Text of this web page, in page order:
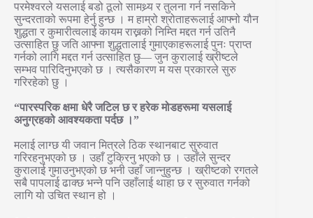
परमेश्वरले यसलाई बडो ठूलो सामथ्र्य र तुलना गर्न नसकिने
सुन्दरताको रूपमा हेर्नु हुन्छ । म हाम्रो श्रोताहरूलाई आफ्नो यौन
शुद्धता र कुमारीत्वलाई कायम राख्नको निम्ति मद्दत गर्न उतिनै
उत्साहित छु जति आफ्ना शुद्धतालाई गुमाएकाहरूलाई पुनः प्राप्त
गर्नको लागि मद्दत गर्न उत्साहित छु— जुन कुरालाई ख्रीष्टले
सम्भव पारिदिनुभएको छ । त्यसैकारण म यस प्रकारले सुरु
गरिरहेको छु ।
“पारस्परिक क्षमा धेरै जटिल छ र हरेक मोडहरूमा यसलाई
अनुग्रहको आवश्यकता पर्दछ ।”
मलाई लाग्छ यी जवान मित्रले ठिक स्थानबाट सुरुवात
गरिरहनुभएको छ । उहाँ टुक्रिनु भएको छ । उहाँले सुन्दर
कुरालाई गुमाउनुभएको छ भनी उहाँ जान्नुहुन्छ । ख्रीष्टको रगतले
सबै पापलाई ढाक्छ भन्ने पनि उहाँलाई थाहा छ र सुरुवात गर्नको
लागि यो उचित स्थान हो ।